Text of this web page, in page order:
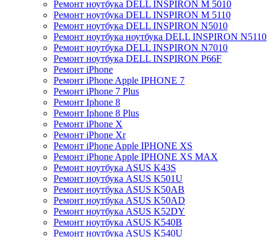
Ремонт ноутбука DELL INSPIRON M 5010
Ремонт ноутбука DELL INSPIRON M 5110
Ремонт ноутбука DELL INSPIRON N5010
Ремонт ноутбука ноутбука DELL INSPIRON N5110
Ремонт ноутбука DELL INSPIRON N7010
Ремонт ноутбука DELL INSPIRON P66F
Ремонт iPhone
Ремонт iPhone Apple IPHONE 7
Ремонт iPhone 7 Plus
Ремонт Iphone 8
Ремонт Iphone 8 Plus
Ремонт iPhone X
Ремонт iPhone Xr
Ремонт iPhone Apple IPHONE XS
Ремонт iPhone Apple IPHONE XS MAX
Ремонт ноутбука ASUS K43S
Ремонт ноутбука ASUS K501U
Ремонт ноутбука ASUS K50AB
Ремонт ноутбука ASUS K50AD
Ремонт ноутбука ASUS K52DY
Ремонт ноутбука ASUS K540B
Ремонт ноутбука ASUS K540U